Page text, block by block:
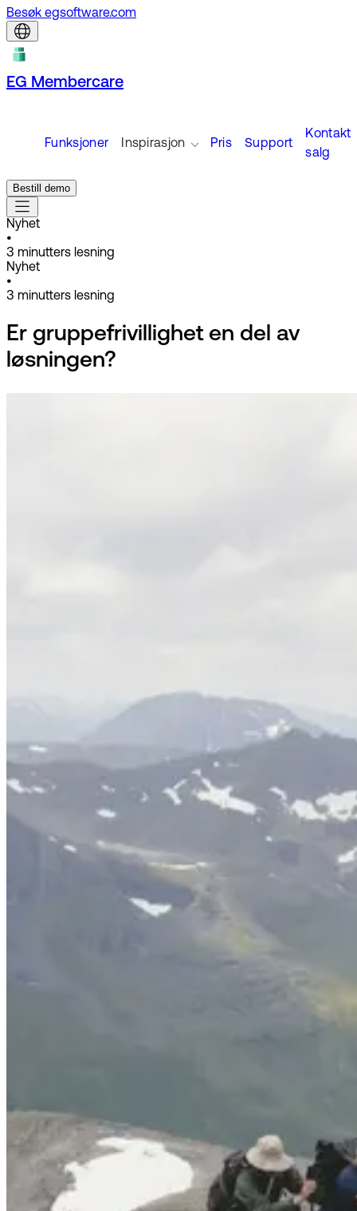
Besøk egsoftware.com
EG Membercare
Funksjoner Inspirasjon Pris Support
Kontakt
salg
Bestill demo
Nyhet
•
3 minutters lesning
Nyhet
•
3 minutters lesning
Er gruppefrivillighet en del av
løsningen?